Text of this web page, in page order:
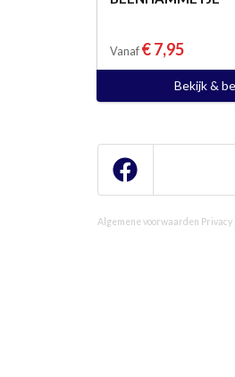
Vanaf € 7,95
Bekijk &
Algemene voorwaarden